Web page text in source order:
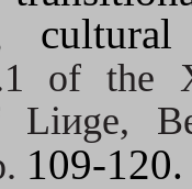
of the
Liиge,
109-120.